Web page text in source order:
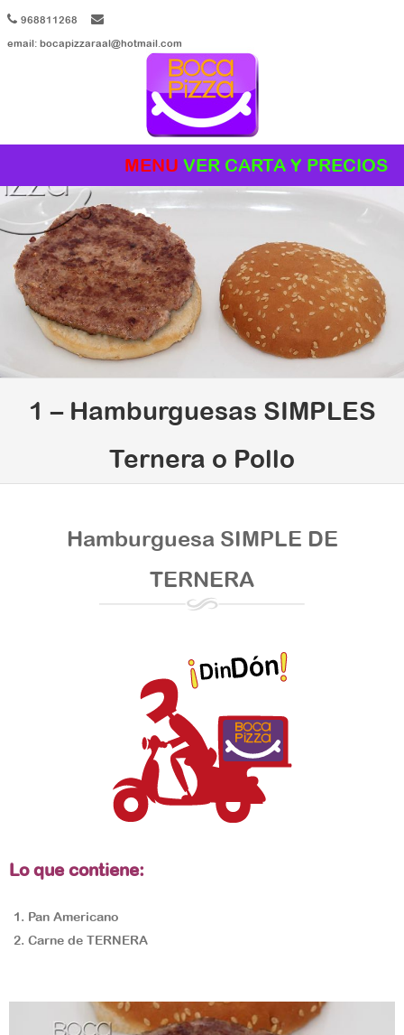
968811268
email: bocapizzaraal@hotmail.com
MENU
Skip to content
1 – Hamburguesas SIMPLES
Ternera o Pollo
Hamburguesa SIMPLE DE
TERNERA
Lo que contiene:
Pan Americano
Carne de TERNERA